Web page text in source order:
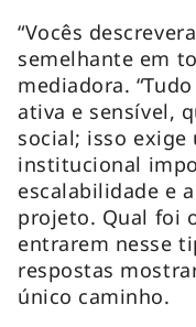
“Vocês
semelhante em
mediadora.
ativa e sensível,
social; isso exige
institucional
escalabilidade e
projeto. Qual foi
entrarem nesse
respostas
único caminho.